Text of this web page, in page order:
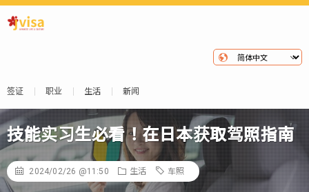
签证 职业 生活 新闻
技能实习生必看！在日本获取驾照指南
2024/02/26 @11:50 生活 车照